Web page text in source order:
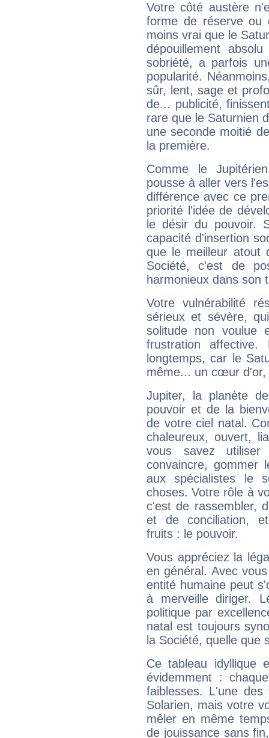
Votre côté austère
forme de réserve
moins vrai que le
dépouillement
sobriété, a parfois
popularité.
sûr, lent, sage et
de... publicité,
rare que le Saturnien
une seconde moitié
la première.
Comme le
pousse à aller vers
différence avec ce
priorité l'idée de
le désir du pouvoir.
capacité d'insertion
que le meilleur atout
Société, c'est de
harmonieux dans son
Votre vulnérabilité
sérieux et sévère,
solitude non voulue
frustration
longtemps, car le
même... un cœur d'or,
Jupiter, la planète
pouvoir et de la
de votre ciel natal.
chaleureux, ouvert,
vous savez
convaincre, gommer
aux spécialistes le
choses. Votre rôle à
c'est de rassembler,
et de conciliation,
fruits : le pouvoir.
Vous appréciez la
en général. Avec
entité humaine peut
à merveille diriger.
politique par
natal est toujours
la Société, quelle que
Ce tableau idyllique
évidemment :
faiblesses. L'une
Solarien, mais votre
mêler en même
de jouissance sans